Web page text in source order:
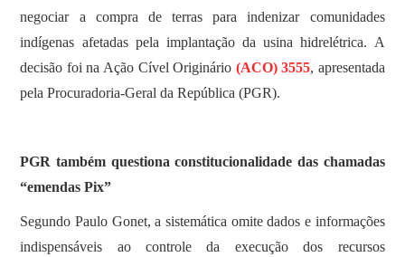
negociar a compra de terras para indenizar comunidades
indígenas afetadas pela implantação da usina hidrelétrica. A
decisão foi na Ação Cível Originário (ACO) 3555, apresentada
pela Procuradoria-Geral da República (PGR).
PGR também questiona constitucionalidade das chamadas
“emendas Pix”
Segundo Paulo Gonet, a sistemática omite dados e informações
indispensáveis ao controle da execução dos recursos